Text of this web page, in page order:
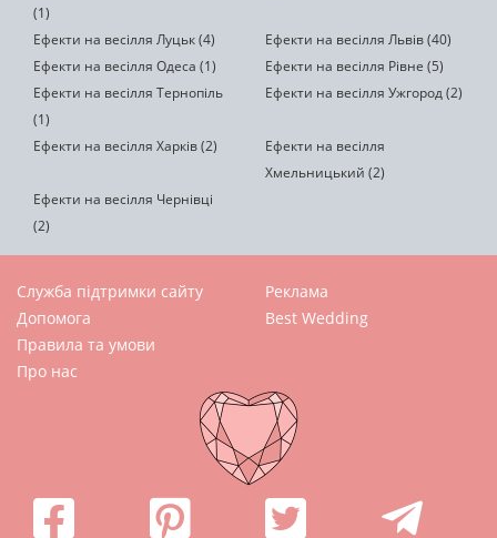
(1)
Ефекти на весілля Луцьк (4)
Ефекти на весілля Львів (40)
Ефекти на весілля Одеса (1)
Ефекти на весілля Рівне (5)
Ефекти на весілля Тернопіль
(1)
Ефекти на весілля Ужгород (2)
Ефекти на весілля Харків (2)
Ефекти на весілля
Хмельницький (2)
Ефекти на весілля Чернівці
(2)
Служба підтримки сайту
Допомога
Правила та умови
Про нас
Реклама
Best Wedding